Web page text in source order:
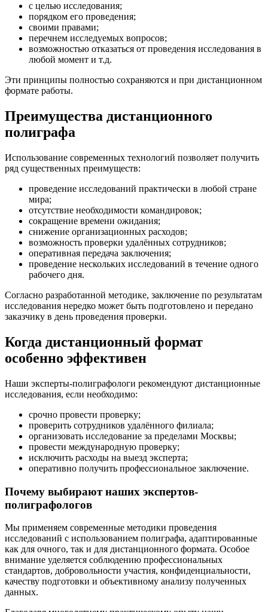
с целью исследования;
порядком его проведения;
своими правами;
перечнем исследуемых вопросов;
возможностью отказаться от проведения исследования в
любой момент и т.д.
Эти принципы полностью сохраняются и при дистанционном
формате работы.
Преимущества дистанционного
полиграфа
Использование современных технологий позволяет получить
ряд существенных преимуществ:
проведение исследований практически в любой стране
мира;
отсутствие необходимости командировок;
сокращение времени ожидания;
снижение организационных расходов;
возможность проверки удалённых сотрудников;
оперативная передача заключения;
проведение нескольких исследований в течение одного
рабочего дня.
Согласно разработанной методике, заключение по результатам
исследования нередко может быть подготовлено и передано
заказчику в день проведения проверки.
Когда дистанционный формат
особенно эффективен
Наши эксперты-полиграфологи рекомендуют дистанционные
исследования, если необходимо:
срочно провести проверку;
проверить сотрудников удалённого филиала;
организовать исследование за пределами Москвы;
провести международную проверку;
исключить расходы на выезд эксперта;
оперативно получить профессиональное заключение.
Почему выбирают наших экспертов-
полиграфологов
Мы применяем современные методики проведения
исследований с использованием полиграфа, адаптированные
как для очного, так и для дистанционного формата. Особое
внимание уделяется соблюдению профессиональных
стандартов, добровольности участия, конфиденциальности,
качеству подготовки и объективному анализу полученных
данных.